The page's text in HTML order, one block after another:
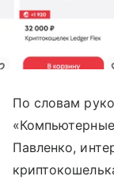
По словам
Павленко,